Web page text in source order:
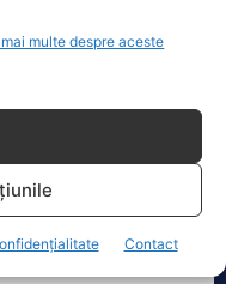
multe despre aceste
Contact
din
că cifrele
au fost
informaţiile